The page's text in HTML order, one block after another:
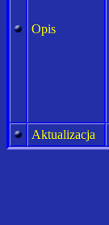
Opis
Aktualizacja